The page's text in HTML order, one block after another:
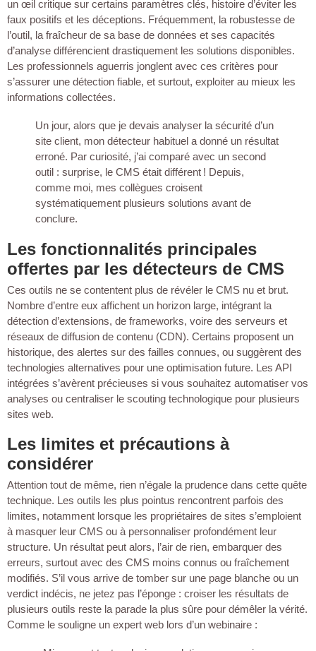
un œil critique sur certains paramètres clés, histoire d’éviter les
faux positifs et les déceptions. Fréquemment, la robustesse de
l’outil, la fraîcheur de sa base de données et ses capacités
d’analyse différencient drastiquement les solutions disponibles.
Les professionnels aguerris jonglent avec ces critères pour
s’assurer une détection fiable, et surtout, exploiter au mieux les
informations collectées.
Un jour, alors que je devais analyser la sécurité d’un
site client, mon détecteur habituel a donné un résultat
erroné. Par curiosité, j’ai comparé avec un second
outil : surprise, le CMS était différent ! Depuis,
comme moi, mes collègues croisent
systématiquement plusieurs solutions avant de
conclure.
Les fonctionnalités principales
offertes par les détecteurs de CMS
Ces outils ne se contentent plus de révéler le CMS nu et brut.
Nombre d’entre eux affichent un horizon large, intégrant la
détection d’extensions, de frameworks, voire des serveurs et
réseaux de diffusion de contenu (CDN). Certains proposent un
historique, des alertes sur des failles connues, ou suggèrent des
technologies alternatives pour une optimisation future. Les API
intégrées s’avèrent précieuses si vous souhaitez automatiser vos
analyses ou centraliser le scouting technologique pour plusieurs
sites web.
Les limites et précautions à
considérer
Attention tout de même, rien n’égale la prudence dans cette quête
technique. Les outils les plus pointus rencontrent parfois des
limites, notamment lorsque les propriétaires de sites s’emploient
à masquer leur CMS ou à personnaliser profondément leur
structure. Un résultat peut alors, l’air de rien, embarquer des
erreurs, surtout avec des CMS moins connus ou fraîchement
modifiés. S’il vous arrive de tomber sur une page blanche ou un
verdict indécis, ne jetez pas l’éponge : croiser les résultats de
plusieurs outils reste la parade la plus sûre pour démêler la vérité.
Comme le souligne un expert web lors d’un webinaire :